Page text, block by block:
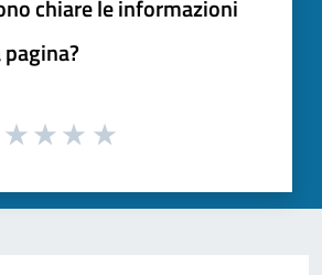
chiare le informazioni